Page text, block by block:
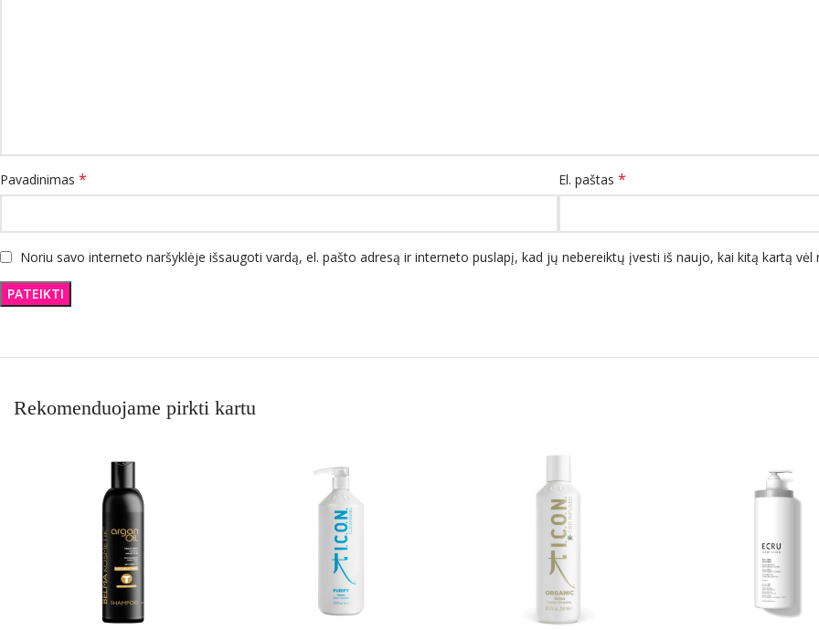
Pavadinimas * El. paštas *
Noriu savo interneto naršyklėje išsaugoti vardą, el. pašto adresą ir interneto puslapį, kad jų nebereiktų įvesti iš naujo, kai kitą kartą
Rekomenduojame pirkti kartu